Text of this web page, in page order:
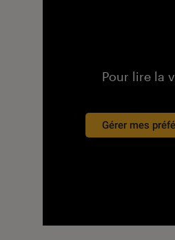
Pour lire la
Gérer mes